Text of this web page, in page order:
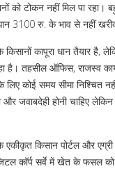
को टोकन नहीं मिल पा
3100 रु. के भाव से नहीं
कापूरा धान तैयार है,
है। तहसील ऑफिस, राजस्व
कोई समय सीमा निश्चित
और जवाबदेही होनी चाहिए
किसान पोर्टल और
कॉर्प सर्वे में खेत के फसल को